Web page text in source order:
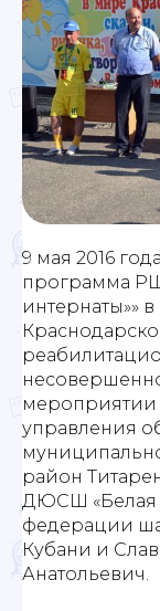
9 мая 2016
программа
интернаты»»
мероприятии
управления
район
ДЮСШ «Белая
федерации
Кубани и
Анатольевич.